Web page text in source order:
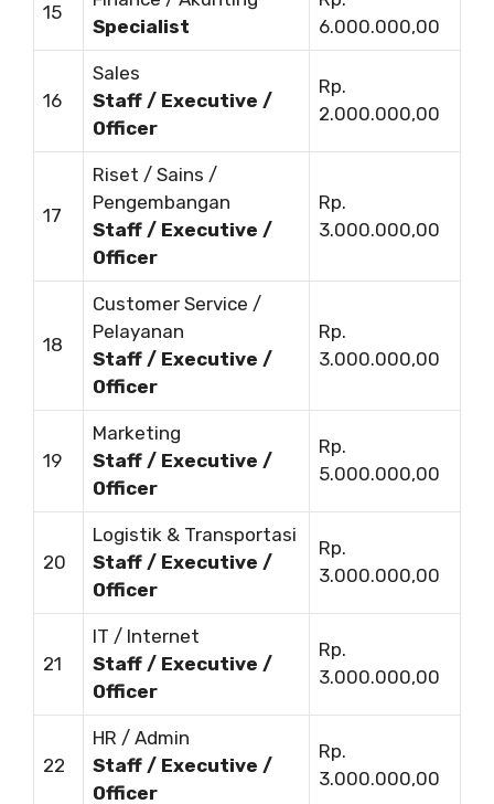
15
Specialist
6.000.000,00
16
Sales
Staff / Executive /
Officer
Rp.
2.000.000,00
17
Riset / Sains /
Pengembangan
Staff / Executive /
Officer
Rp.
3.000.000,00
18
Customer Service /
Pelayanan
Staff / Executive /
Officer
Rp.
3.000.000,00
19
Marketing
Staff / Executive /
Officer
Rp.
5.000.000,00
20
Logistik & Transportasi
Staff / Executive /
Officer
Rp.
3.000.000,00
21
IT / Internet
Staff / Executive /
Officer
Rp.
3.000.000,00
22
HR / Admin
Staff / Executive /
Officer
Rp.
3.000.000,00